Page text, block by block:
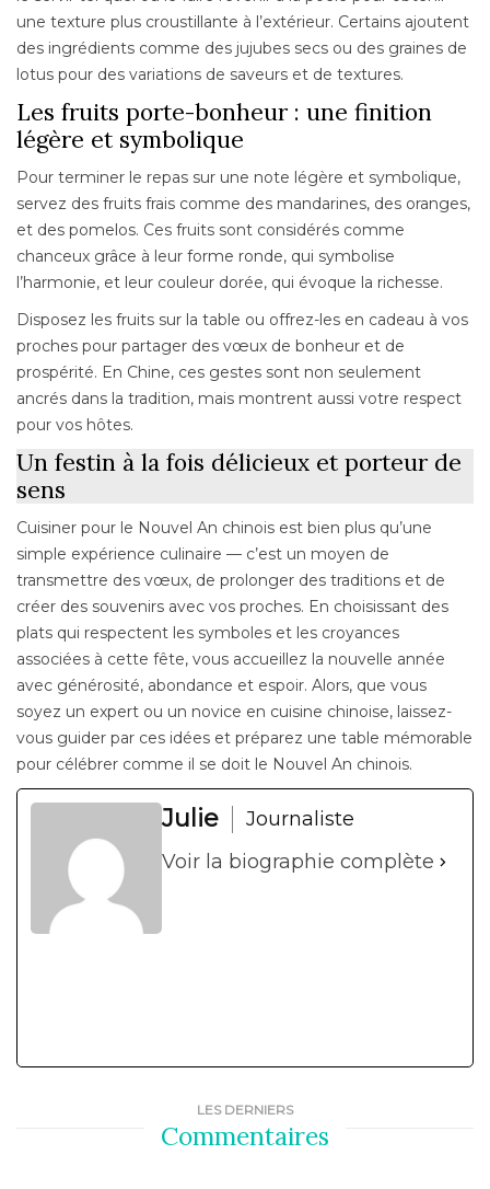
une texture plus croustillante à l’extérieur. Certains ajoutent
des ingrédients comme des jujubes secs ou des graines de
lotus pour des variations de saveurs et de textures.
Les fruits porte-bonheur : une finition
légère et symbolique
Pour terminer le repas sur une note légère et symbolique,
servez des fruits frais comme des mandarines, des oranges,
et des pomelos. Ces fruits sont considérés comme
chanceux grâce à leur forme ronde, qui symbolise
l’harmonie, et leur couleur dorée, qui évoque la richesse.
Disposez les fruits sur la table ou offrez-les en cadeau à vos
proches pour partager des vœux de bonheur et de
prospérité. En Chine, ces gestes sont non seulement
ancrés dans la tradition, mais montrent aussi votre respect
pour vos hôtes.
Un festin à la fois délicieux et porteur de
sens
Cuisiner pour le Nouvel An chinois est bien plus qu’une
simple expérience culinaire — c’est un moyen de
transmettre des vœux, de prolonger des traditions et de
créer des souvenirs avec vos proches. En choisissant des
plats qui respectent les symboles et les croyances
associées à cette fête, vous accueillez la nouvelle année
avec générosité, abondance et espoir. Alors, que vous
soyez un expert ou un novice en cuisine chinoise, laissez-
vous guider par ces idées et préparez une table mémorable
pour célébrer comme il se doit le Nouvel An chinois.
Julie
Journaliste
Voir la biographie complète
LES DERNIERS
Commentaires